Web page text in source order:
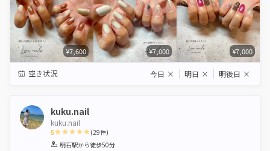
¥7,600 ¥7,000 ¥7,000
空き状況 今日 × 明日 × 明後日 ×
kuku.nail
kuku.nail
5
1 2 3 4 5
(29件)
明石駅から徒歩50分